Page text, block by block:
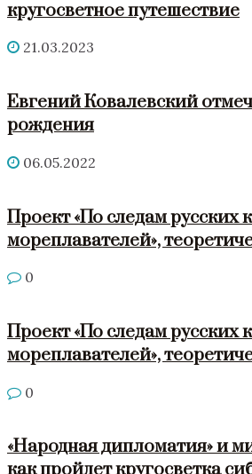
кругосветное путешествие
21.03.2023
Евгений Ковалевский
рождения
06.05.2022
Проект «По следам русских
мореплавателей»,
0
Проект «По следам русских
мореплавателей»,
0
«Народная дипломатия» и